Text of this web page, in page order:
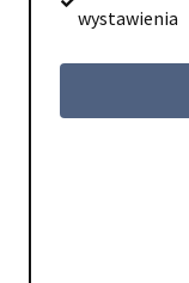
wystawienia